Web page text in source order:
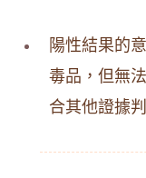
陽性結果的
毒品，但無
合其他證據